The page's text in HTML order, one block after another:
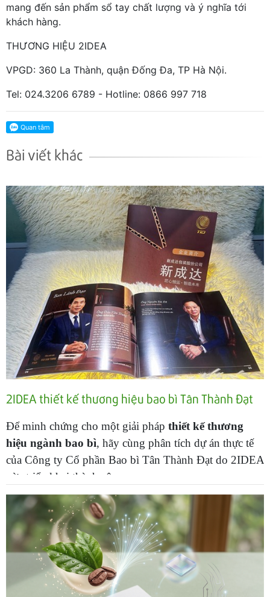
mang đến sản phẩm sổ tay chất lượng và ý nghĩa tới
khách hàng.
THƯƠNG HIỆU 2IDEA
VPGD: 360 La Thành, quận Đống Đa, TP Hà Nội.
Tel: 024.3206 6789 - Hotline: 0866 997 718
Bài viết khác
2IDEA thiết kế thương hiệu bao bì Tân Thành Đạt
Để minh chứng cho một giải pháp thiết kế thương
hiệu ngành bao bì, hãy cùng phân tích dự án thực tế
của Công ty Cổ phần Bao bì Tân Thành Đạt do 2IDEA
vừa triển khai thành công.